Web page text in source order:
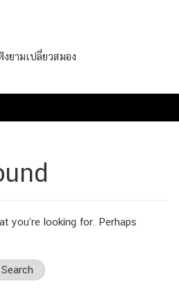
ยามเปลี่ยวสมอง
you’re looking for. Perhaps